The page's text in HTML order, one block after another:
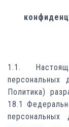
1.1.
персональных
Политика)
18.1